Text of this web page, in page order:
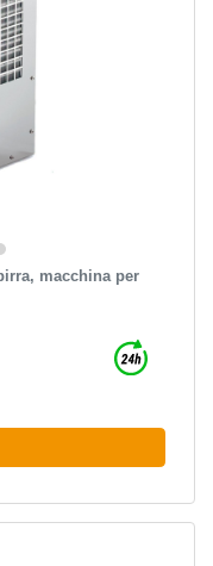
macchina per